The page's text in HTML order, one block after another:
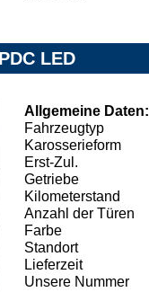
LED
Allgemeine Daten:
Fahrzeugtyp
Karosserieform
Erst-Zul.
Getriebe
Kilometerstand
Anzahl der Türen
Farbe
Standort
Lieferzeit
Unsere Nummer